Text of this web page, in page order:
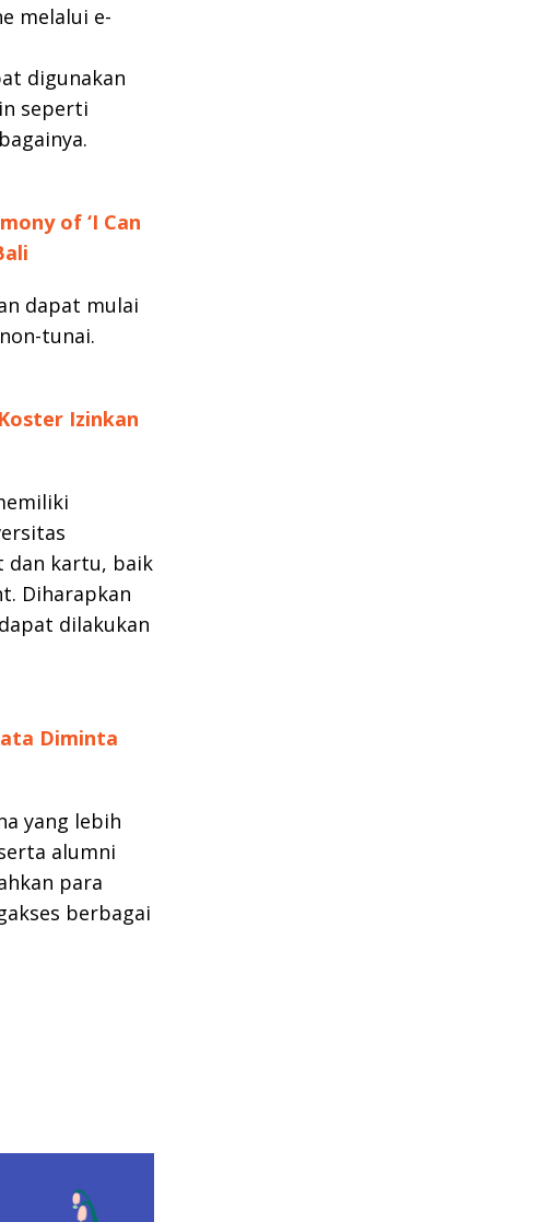
melalui e-
digunakan
seperti
of ‘I Can
dapat mulai
tunai.
Izinkan
dan kartu, baik
Diharapkan
dilakukan
Diminta
yang lebih
alumni
para
berbagai